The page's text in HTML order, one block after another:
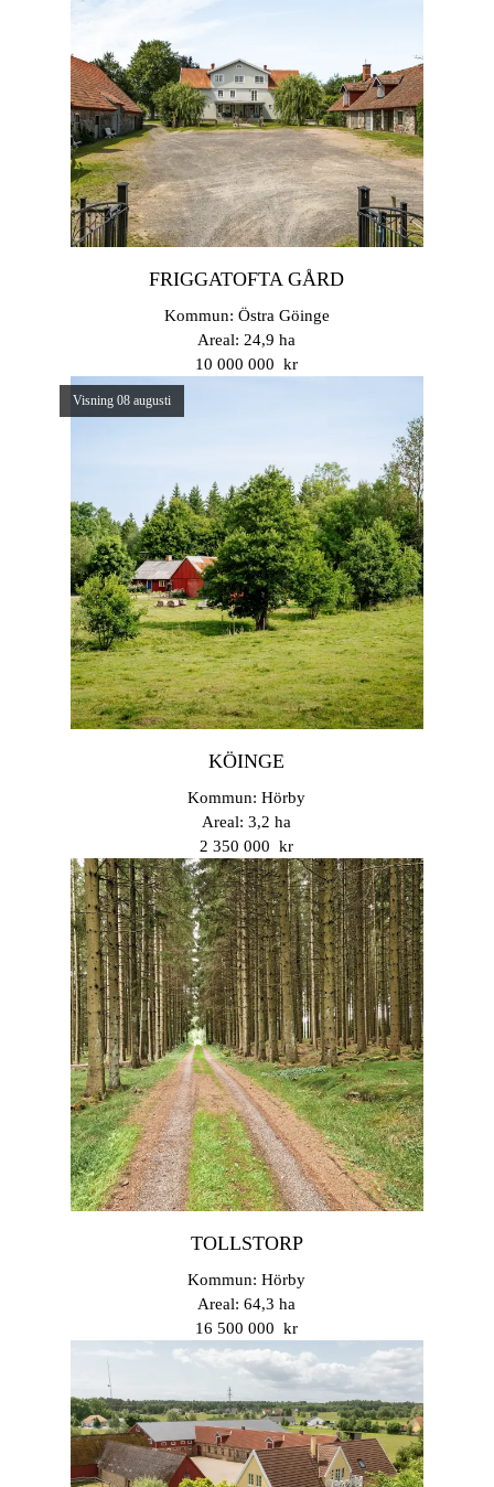
FRIGGATOFTA GÅRD
Kommun: Östra Göinge
Areal: 24,9 ha
10 000 000 kr
Visning 08 augusti
KÖINGE
Kommun: Hörby
Areal: 3,2 ha
2 350 000 kr
TOLLSTORP
Kommun: Hörby
Areal: 64,3 ha
16 500 000 kr